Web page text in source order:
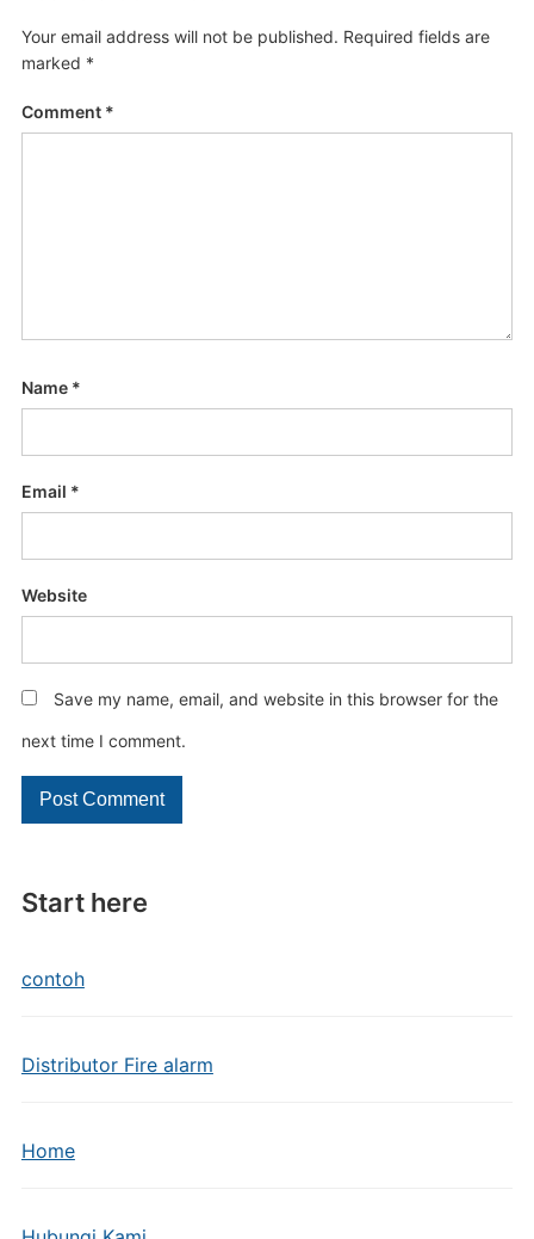
Start here
contoh
Distributor Fire alarm
Home
Your email address will not be published. Required fields are
marked *
Comment *
Name *
Email *
Website
Save my name, email, and website in this browser for the
next time I comment.